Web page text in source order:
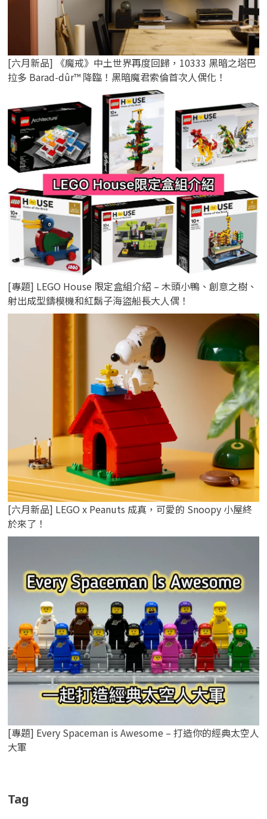
[六月新品] 《魔戒》中土世界再度回歸，10333 黑暗之塔巴
拉多 Barad-dûr™ 降臨！黑暗魔君索倫首次人偶化！
[專題] LEGO House 限定盒組介紹 – 木頭小鴨、創意之樹、
射出成型鑄模機和紅鬍子海盜船長大人偶！
[六月新品] LEGO x Peanuts 成真，可愛的 Snoopy 小屋終
於來了！
[專題] Every Spaceman is Awesome – 打造你的經典太空人
大軍
Tag